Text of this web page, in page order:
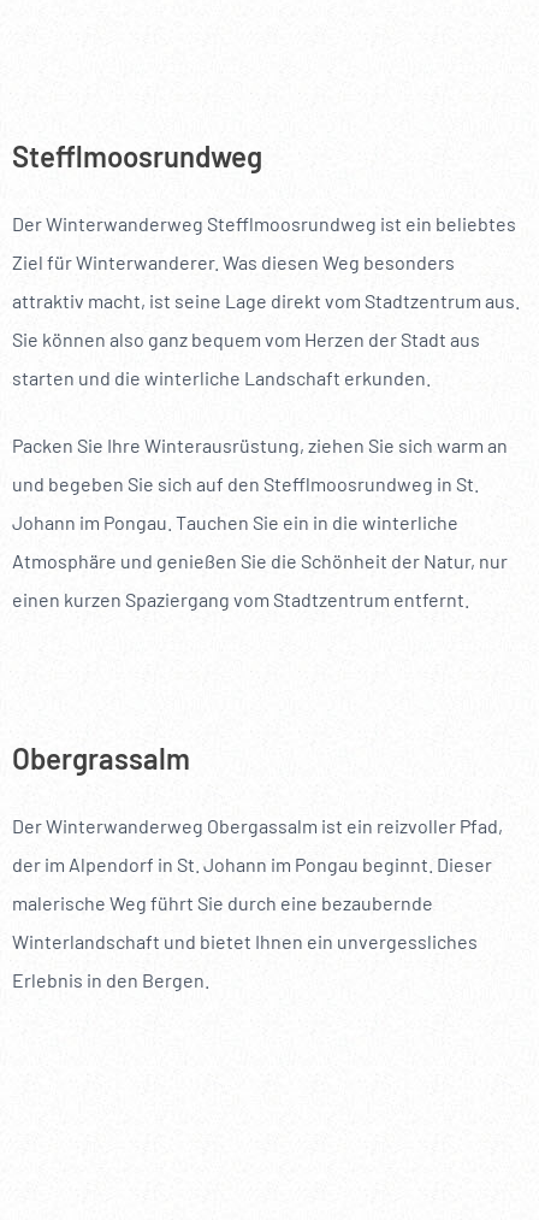
--
Stefflmoosrundweg
Der Winterwanderweg Stefflmoosrundweg ist ein beliebtes
Ziel für Winterwanderer. Was diesen Weg besonders
attraktiv macht, ist seine Lage direkt vom Stadtzentrum aus.
Sie können also ganz bequem vom Herzen der Stadt aus
starten und die winterliche Landschaft erkunden.
Packen Sie Ihre Winterausrüstung, ziehen Sie sich warm an
und begeben Sie sich auf den Stefflmoosrundweg in St.
Johann im Pongau. Tauchen Sie ein in die winterliche
Atmosphäre und genießen Sie die Schönheit der Natur, nur
einen kurzen Spaziergang vom Stadtzentrum entfernt.
Obergrassalm
Der Winterwanderweg Obergassalm ist ein reizvoller Pfad,
der im Alpendorf in St. Johann im Pongau beginnt. Dieser
malerische Weg führt Sie durch eine bezaubernde
Winterlandschaft und bietet Ihnen ein unvergessliches
Erlebnis in den Bergen.